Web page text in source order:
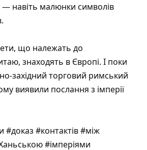
— навіть малюнки символів
що належать до
знаходять в Європі. І поки
західний торговий римський
виявили послання з імперії
#доказ #контактів #між
#імперіями